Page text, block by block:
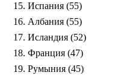
15. Испания (55)
16. Албания (55)
17. Исландия (52)
18. Франция (47)
19. Румыния (45)